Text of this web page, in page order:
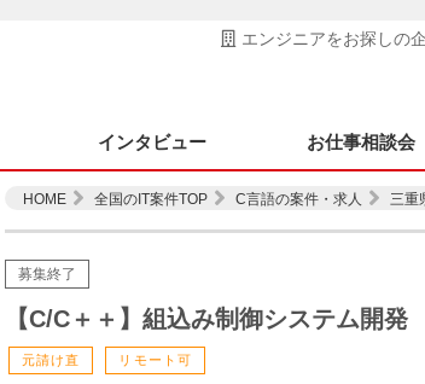
エンジニアをお探しの
インタビュー お仕事相談会
HOME 全国のIT案件TOP C言語の案件・求人 三重
募集終了
【C/C＋＋】組込み制御システム開発
元請け直 リモート可